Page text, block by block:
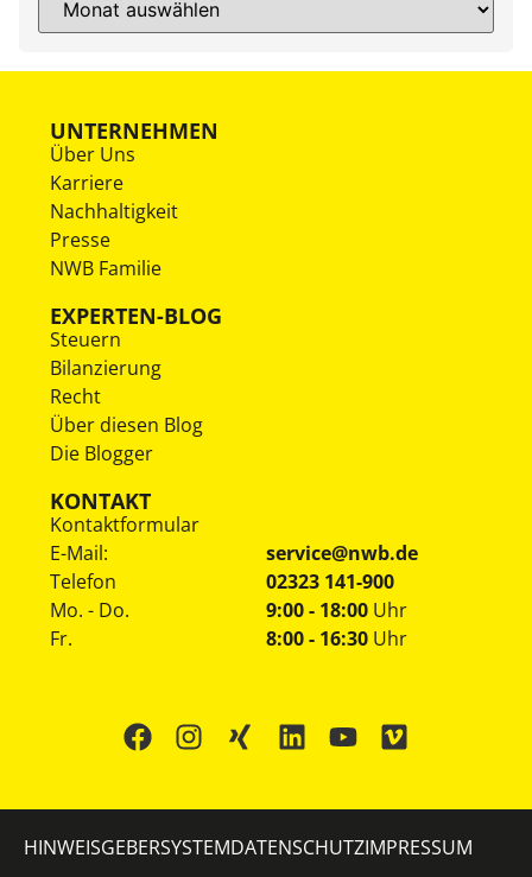
UNTERNEHMEN
Über Uns
Karriere
Nachhaltigkeit
Presse
NWB Familie
EXPERTEN-BLOG
Steuern
Bilanzierung
Recht
Über diesen Blog
Die Blogger
KONTAKT
Kontaktformular
E-Mail:
service@nwb.de
Telefon
02323 141-900
Mo. - Do.
Fr.
9:00 - 18:00 Uhr
8:00 - 16:30 Uhr
HINWEISGEBERSYSTEMDATENSCHUTZIMPRESSUM